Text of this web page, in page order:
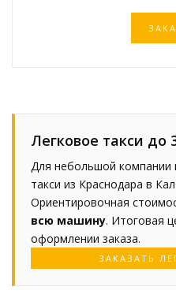
Легковое такси до
Для небольшой компании
такси из Краснодара в
Ориентировочная
всю машину. Итоговая
оформлении заказа.
ЗАКАЗАТЬ